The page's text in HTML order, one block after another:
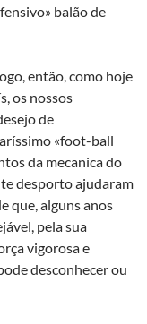
balão de
então, como hoje
os nossos
de
«foot-ball
da mecanica do
desporto ajudaram
que, alguns anos
pela sua
vigorosa e
desconhecer ou